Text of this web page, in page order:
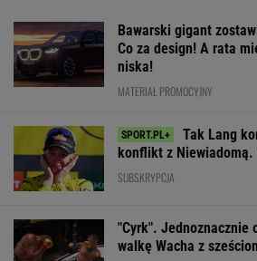
Bawarski gigant
Co za design! A rata
niska!
MATERIAŁ PROMOCYJNY
Tak Lang
konflikt z Niewiadomą.
SUBSKRYPCJA
"Cyrk". Jednoznacznie
walkę Wacha z